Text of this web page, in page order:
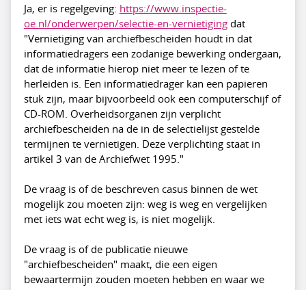
Ja, er is regelgeving: https://www.inspectie-
oe.nl/onderwerpen/selectie-en-vernietigingdat
"Vernietiging van archiefbescheiden houdt in dat
informatiedragers een zodanige bewerking ondergaan,
dat de informatie hierop niet meer te lezen of te
herleiden is. Een informatiedrager kan een papieren
stuk zijn, maar bijvoorbeeld ook een computerschijf of
CD-ROM. Overheidsorganen zijn verplicht
archiefbescheiden na de in de selectielijst gestelde
termijnen te vernietigen. Deze verplichting staat in
artikel 3 van de Archiefwet 1995."
De vraag is of de beschreven casus binnen de wet
mogelijk zou moeten zijn: weg is weg en vergelijken
met iets wat echt weg is, is niet mogelijk.
De vraag is of de publicatie nieuwe
"archiefbescheiden" maakt, die een eigen
bewaartermijn zouden moeten hebben en waar we